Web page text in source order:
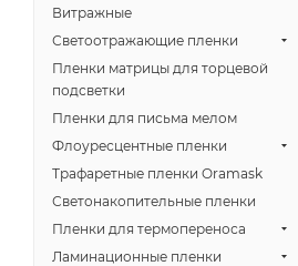
Витражные
Светоотражающие пленки
Пленки матрицы для торцевой
подсветки
Пленки для письма мелом
Флоуресцентные пленки
Трафаретные пленки Oramask
Светонакопительные пленки
Пленки для термопереноса
Ламинационные пленки